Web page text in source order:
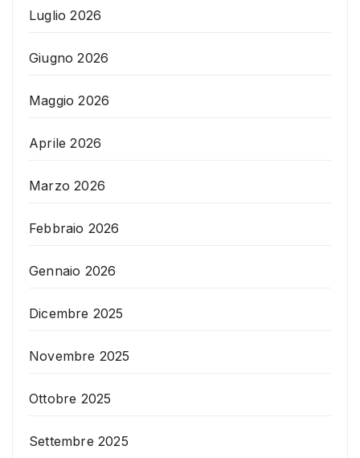
Luglio 2026
Giugno 2026
Maggio 2026
Aprile 2026
Marzo 2026
Febbraio 2026
Gennaio 2026
Dicembre 2025
Novembre 2025
Ottobre 2025
Settembre 2025